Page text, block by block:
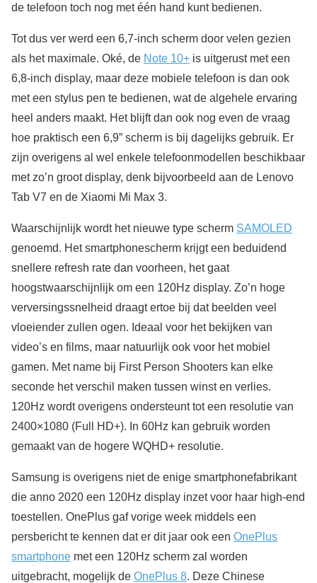
de telefoon toch nog met één hand kunt bedienen.
Tot dus ver werd een 6,7-inch scherm door velen gezien
als het maximale. Oké, de Note 10+ is uitgerust met een
6,8-inch display, maar deze mobiele telefoon is dan ook
met een stylus pen te bedienen, wat de algehele ervaring
heel anders maakt. Het blijft dan ook nog even de vraag
hoe praktisch een 6,9” scherm is bij dagelijks gebruik. Er
zijn overigens al wel enkele telefoonmodellen beschikbaar
met zo’n groot display, denk bijvoorbeeld aan de Lenovo
Tab V7 en de Xiaomi Mi Max 3.
Waarschijnlijk wordt het nieuwe type scherm SAMOLED
genoemd. Het smartphonescherm krijgt een beduidend
snellere refresh rate dan voorheen, het gaat
hoogstwaarschijnlijk om een 120Hz display. Zo’n hoge
verversingssnelheid draagt ertoe bij dat beelden veel
vloeiender zullen ogen. Ideaal voor het bekijken van
video’s en films, maar natuurlijk ook voor het mobiel
gamen. Met name bij First Person Shooters kan elke
seconde het verschil maken tussen winst en verlies.
120Hz wordt overigens ondersteunt tot een resolutie van
2400×1080 (Full HD+). In 60Hz kan gebruik worden
gemaakt van de hogere WQHD+ resolutie.
Samsung is overigens niet de enige smartphonefabrikant
die anno 2020 een 120Hz display inzet voor haar high-end
toestellen. OnePlus gaf vorige week middels een
persbericht te kennen dat er dit jaar ook een OnePlus
smartphone met een 120Hz scherm zal worden
uitgebracht, mogelijk de OnePlus 8. Deze Chinese